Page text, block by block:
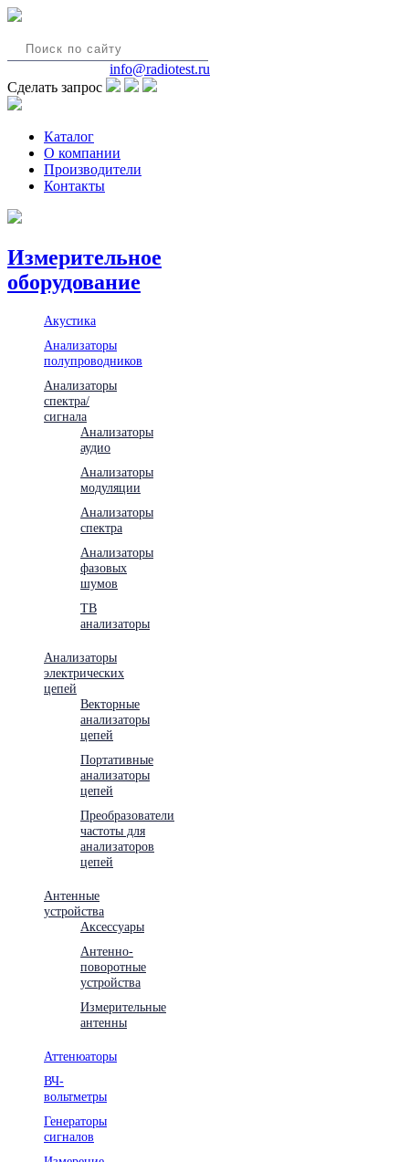
info@radiotest.ru
Сделать запрос
Каталог
О компании
Производители
Контакты
Измерительное
оборудование
Акустика
Анализаторы
полупроводников
Анализаторы
спектра/
сигнала
Анализаторы
аудио
Анализаторы
модуляции
Анализаторы
спектра
Анализаторы
фазовых
шумов
ТВ
анализаторы
Анализаторы
электрических
цепей
Векторные
анализаторы
цепей
Портативные
анализаторы
цепей
Преобразователи
частоты для
анализаторов
цепей
Антенные
устройства
Аксессуары
Антенно-
поворотные
устройства
Измерительные
антенны
Аттенюаторы
ВЧ-
вольтметры
Генераторы
сигналов